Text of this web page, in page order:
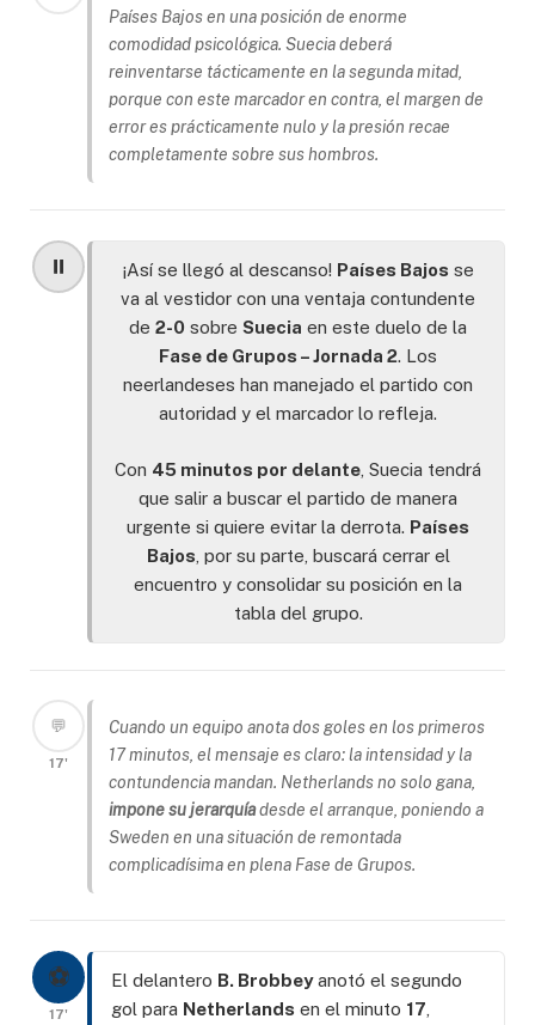
Países Bajos en una posición de enorme
comodidad psicológica. Suecia deberá
reinventarse tácticamente en la segunda mitad,
porque con este marcador en contra, el margen de
error es prácticamente nulo y la presión recae
completamente sobre sus hombros.
⏸️ ¡Así se llegó al descanso! Países Bajos se
va al vestidor con una ventaja contundente
de 2-0 sobre Suecia en este duelo de la
Fase de Grupos – Jornada 2. Los
neerlandeses han manejado el partido con
autoridad y el marcador lo refleja.
Con 45 minutos por delante , Suecia tendrá
que salir a buscar el partido de manera
urgente si quiere evitar la derrota. Países
Bajos , por su parte, buscará cerrar el
encuentro y consolidar su posición en la
tabla del grupo.
💬
17'
Cuando un equipo anota dos goles en los primeros
17 minutos, el mensaje es claro: la intensidad y la
contundencia mandan. Netherlands no solo gana,
impone su jerarquíadesde el arranque, poniendo a
Sweden en una situación de remontada
complicadísima en plena Fase de Grupos.
⚽
17'
El delantero B. Brobbeyanotó el segundo
gol para Netherlands en el minuto 17